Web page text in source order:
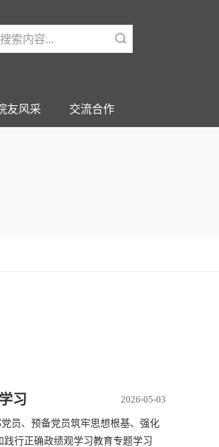
2026-05-03
习
员、预备党员筑牢思想根基、强化
践行正确政绩观学习教育专题学习
友风采 交流合作